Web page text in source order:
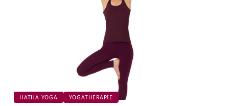
HATHA YOGA YOGATHERAPIE